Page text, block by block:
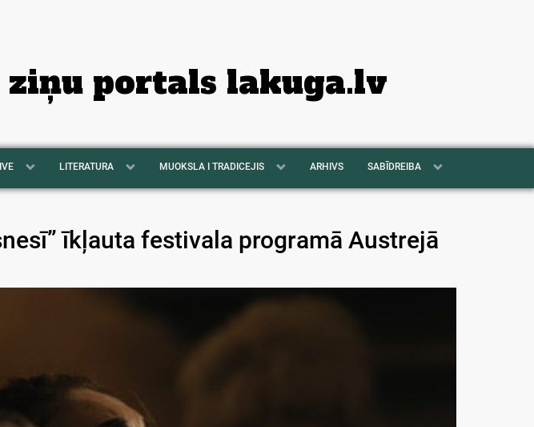
portals lakuga.lv
LITERATURA MUOKSLA I TRADICEJIS ARHIVS SABĪDREIBA
īkļauta festivala programā Austrejā